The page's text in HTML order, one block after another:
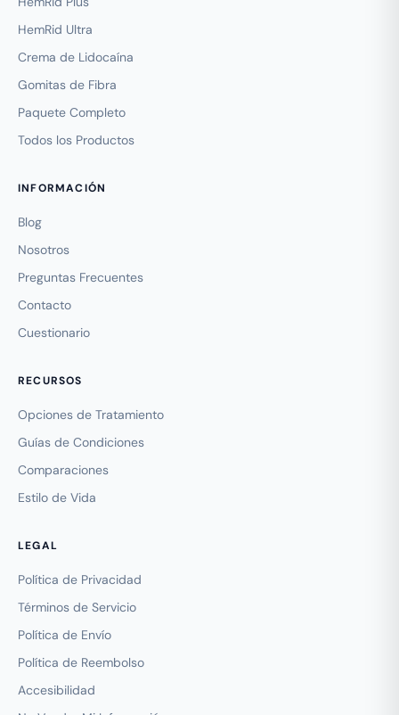
HemRid Ultra
Crema de Lidocaína
Gomitas de Fibra
Paquete Completo
Todos los Productos
INFORMACIÓN
Blog
Nosotros
Preguntas Frecuentes
Contacto
Cuestionario
RECURSOS
Opciones de Tratamiento
Guías de Condiciones
Comparaciones
Estilo de Vida
LEGAL
Política de Privacidad
Términos de Servicio
Política de Envío
Política de Reembolso
Accesibilidad